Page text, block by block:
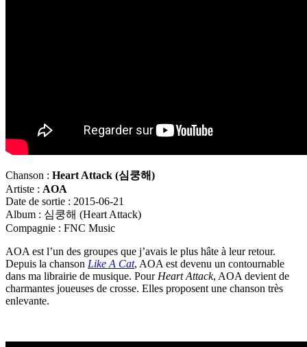
Chanson : Heart Attack (심쿵해)
Artiste : AOA
Date de sortie : 2015-06-21
Album : 심쿵해 (Heart Attack)
Compagnie : FNC Music
AOA est l’un des groupes que j’avais le plus hâte à leur retour.
Depuis la chanson Like A Cat, AOA est devenu un contournable
dans ma librairie de musique. Pour Heart Attack, AOA devient de
charmantes joueuses de crosse. Elles proposent une chanson très
enlevante.